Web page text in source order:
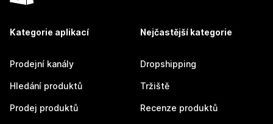
Kategorie aplikací
Prodejní kanály
Hledání produktů
Prodej produktů
Nejčastější kategorie
Dropshipping
Tržiště
Recenze produktů